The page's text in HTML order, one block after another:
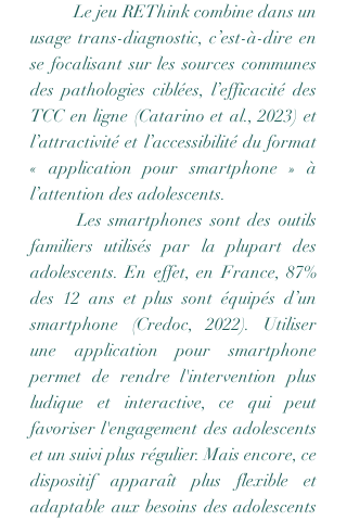
	Le jeu REThink combine dans un
usage trans-diagnostic, c’est-à-dire en
se focalisant sur les sources communes
des pathologies ciblées, l’efficacité des
TCC en ligne (Catarino et al., 2023) et
l’attractivité et l’accessibilité du format
« application pour smartphone » à
l’attention des adolescents.
	Les smartphones sont des outils
familiers utilisés par la plupart des
adolescents. En effet, en France, 87%
des 12 ans et plus sont équipés d’un
smartphone (Credoc, 2022). Utiliser
une application pour smartphone
permet de rendre l'intervention plus
ludique et interactive, ce qui peut
favoriser l'engagement des adolescents
et un suivi plus régulier. Mais encore, ce
dispositif apparaît plus flexible et
adaptable aux besoins des adolescents